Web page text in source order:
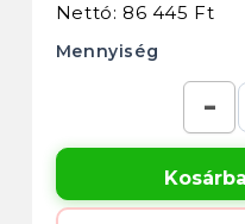
Nettó: 86 445 Ft
Mennyiség